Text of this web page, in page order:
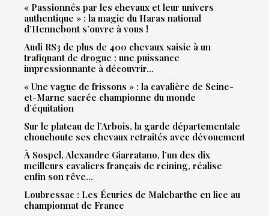
« Passionnés par les chevaux et leur univers
authentique » : la magie du Haras national
d’Hennebont s’ouvre à vous !
Audi RS3 de plus de 400 chevaux saisie à un
trafiquant de drogue : une puissance
impressionnante à découvrir…
« Une vague de frissons » : la cavalière de Seine-
et-Marne sacrée championne du monde
d’équitation
Sur le plateau de l’Arbois, la garde départementale
chouchoute ses chevaux retraités avec dévouement
À Sospel, Alexandre Giarratano, l’un des dix
meilleurs cavaliers français de reining, réalise
enfin son rêve…
Loubressac : Les Écuries de Malebarthe en lice au
championnat de France